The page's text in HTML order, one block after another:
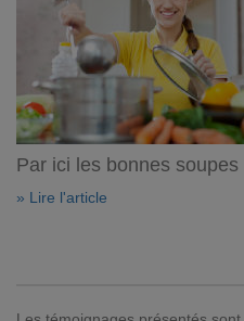
Par ici les bonnes soupes
» Lire l'article